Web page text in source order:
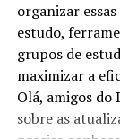
Os concursos
estão:
Salários
organizar
estudo,
grupos de
maximizar a
Olá, amigos
sobre as